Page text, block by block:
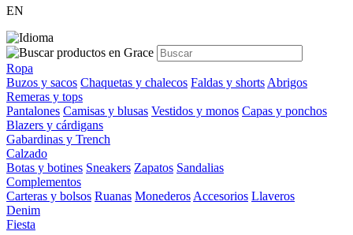
EN
Ropa
Buzos y sacos Chaquetas y chalecos Faldas y shorts Abrigos
Remeras y tops
Pantalones Camisas y blusas Vestidos y monos Capas y ponchos
Blazers y cárdigans
Gabardinas y Trench
Calzado
Botas y botines Sneakers Zapatos Sandalias
Complementos
Carteras y bolsos Ruanas Monederos Accesorios Llaveros
Denim
Fiesta